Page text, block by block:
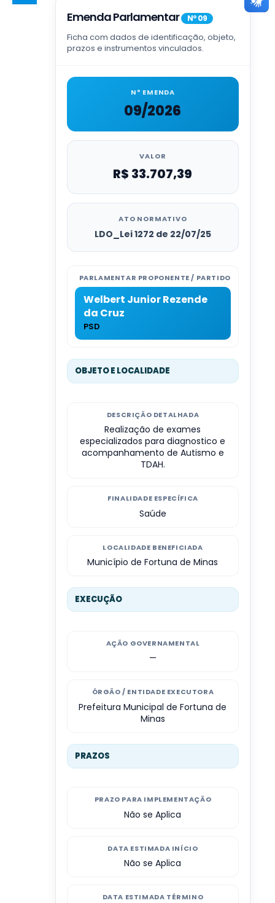
Emenda Parlamentar Nº 09
Ficha com dados de identificação, objeto,
prazos e instrumentos vinculados.
Nº EMENDA
09/2026
VALOR
R$ 33.707,39
ATO NORMATIVO
LDO_Lei 1272 de 22/07/25
PARLAMENTAR PROPONENTE / PARTIDO
Welbert Junior Rezende
da Cruz
PSD
OBJETO E LOCALIDADE
DESCRIÇÃO DETALHADA
Realização de exames
especializados para diagnostico e
acompanhamento de Autismo e
TDAH.
FINALIDADE ESPECÍFICA
Saúde
LOCALIDADE BENEFICIADA
Município de Fortuna de Minas
EXECUÇÃO
AÇÃO GOVERNAMENTAL
—
ÓRGÃO / ENTIDADE EXECUTORA
Prefeitura Municipal de Fortuna de
Minas
PRAZOS
PRAZO PARA IMPLEMENTAÇÃO
Não se Aplica
DATA ESTIMADA INÍCIO
Não se Aplica
DATA ESTIMADA TÉRMINO